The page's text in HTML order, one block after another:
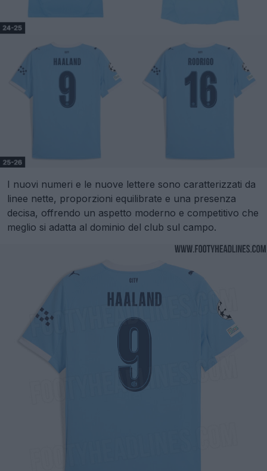
I nuovi numeri e le nuove lettere sono caratterizzati da
linee nette, proporzioni equilibrate e una presenza
decisa, offrendo un aspetto moderno e competitivo che
meglio si adatta al dominio del club sul campo.